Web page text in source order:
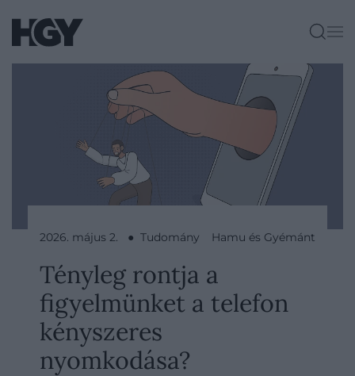
2026. május 2. ● Tudomány Hamu és Gyémánt
Tényleg rontja a
figyelmünket a telefon
kényszeres
nyomkodása?